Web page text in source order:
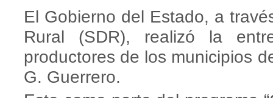
El Gobierno del Estado, a
Rural (SDR), realizó la
productores de los municipios
G. Guerrero.